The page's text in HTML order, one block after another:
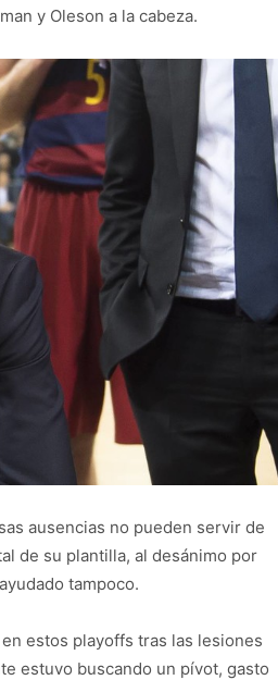
y Oleson a la cabeza.
ausencias no pueden servir de
de su plantilla, al desánimo por
tampoco.
estos playoffs tras las lesiones
estuvo buscando un pívot, gasto